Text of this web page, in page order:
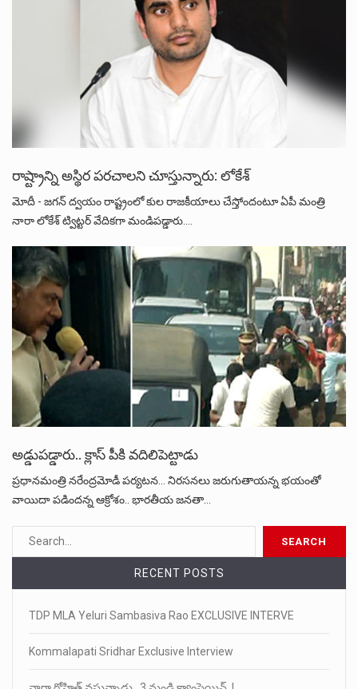
రాష్ట్రాన్ని అస్థిర పరచాలని చూస్తున్నారు: లోకేశ్‌
మోదీ - జగన్ ద్వయం రాష్ట్రంలో కుల రాజకీయాలు చేస్తోందంటూ ఏపీ మంత్రి
నారా లోకేశ్ ట్విట్టర్ వేదికగా మండిపడ్డారు.…
అడ్డుపడ్డారు.. క్లాస్ పీకి వదిలిపెట్టాడు
ప్రధానమంత్రి నరేంద్రమోడీ పర్యటన… నిరసనలు జరుగుతాయన్న భయంతో
వాయిదా పడిందన్న ఆక్రోశం.. భారతీయ జనతా…
RECENT POSTS
TDP MLA Yeluri Sambasiva Rao EXCLUSIVE INTERVE
Kommalapati Sridhar Exclusive Interview